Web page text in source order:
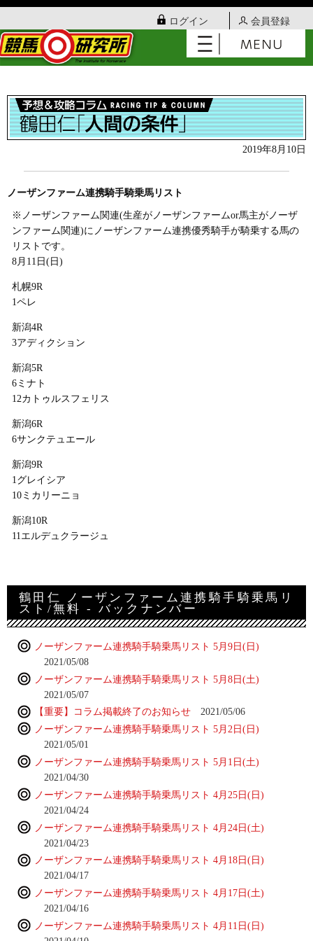
ログイン 会員登録
2019年8月10日
ノーザンファーム連携騎手騎乗馬リスト
※ノーザンファーム関連(生産がノーザンファームor馬主がノーザ
ンファーム関連)にノーザンファーム連携優秀騎手が騎乗する馬の
リストです。
8月11日(日)
札幌9R
1ペレ
新潟4R
3アディクション
新潟5R
6ミナト
12カトゥルスフェリス
新潟6R
6サンクテュエール
新潟9R
1グレイシア
10ミカリーニョ
新潟10R
11エルデュクラージュ
鶴田仁 ノーザンファーム連携騎手騎乗馬リ
スト/無料 - バックナンバー
ノーザンファーム連携騎手騎乗馬リスト 5月9日(日)
2021/05/08
ノーザンファーム連携騎手騎乗馬リスト 5月8日(土)
2021/05/07
【重要】コラム掲載終了のお知らせ
2021/05/06
ノーザンファーム連携騎手騎乗馬リスト 5月2日(日)
2021/05/01
ノーザンファーム連携騎手騎乗馬リスト 5月1日(土)
2021/04/30
ノーザンファーム連携騎手騎乗馬リスト 4月25日(日)
2021/04/24
ノーザンファーム連携騎手騎乗馬リスト 4月24日(土)
2021/04/23
ノーザンファーム連携騎手騎乗馬リスト 4月18日(日)
2021/04/17
ノーザンファーム連携騎手騎乗馬リスト 4月17日(土)
2021/04/16
ノーザンファーム連携騎手騎乗馬リスト 4月11日(日)